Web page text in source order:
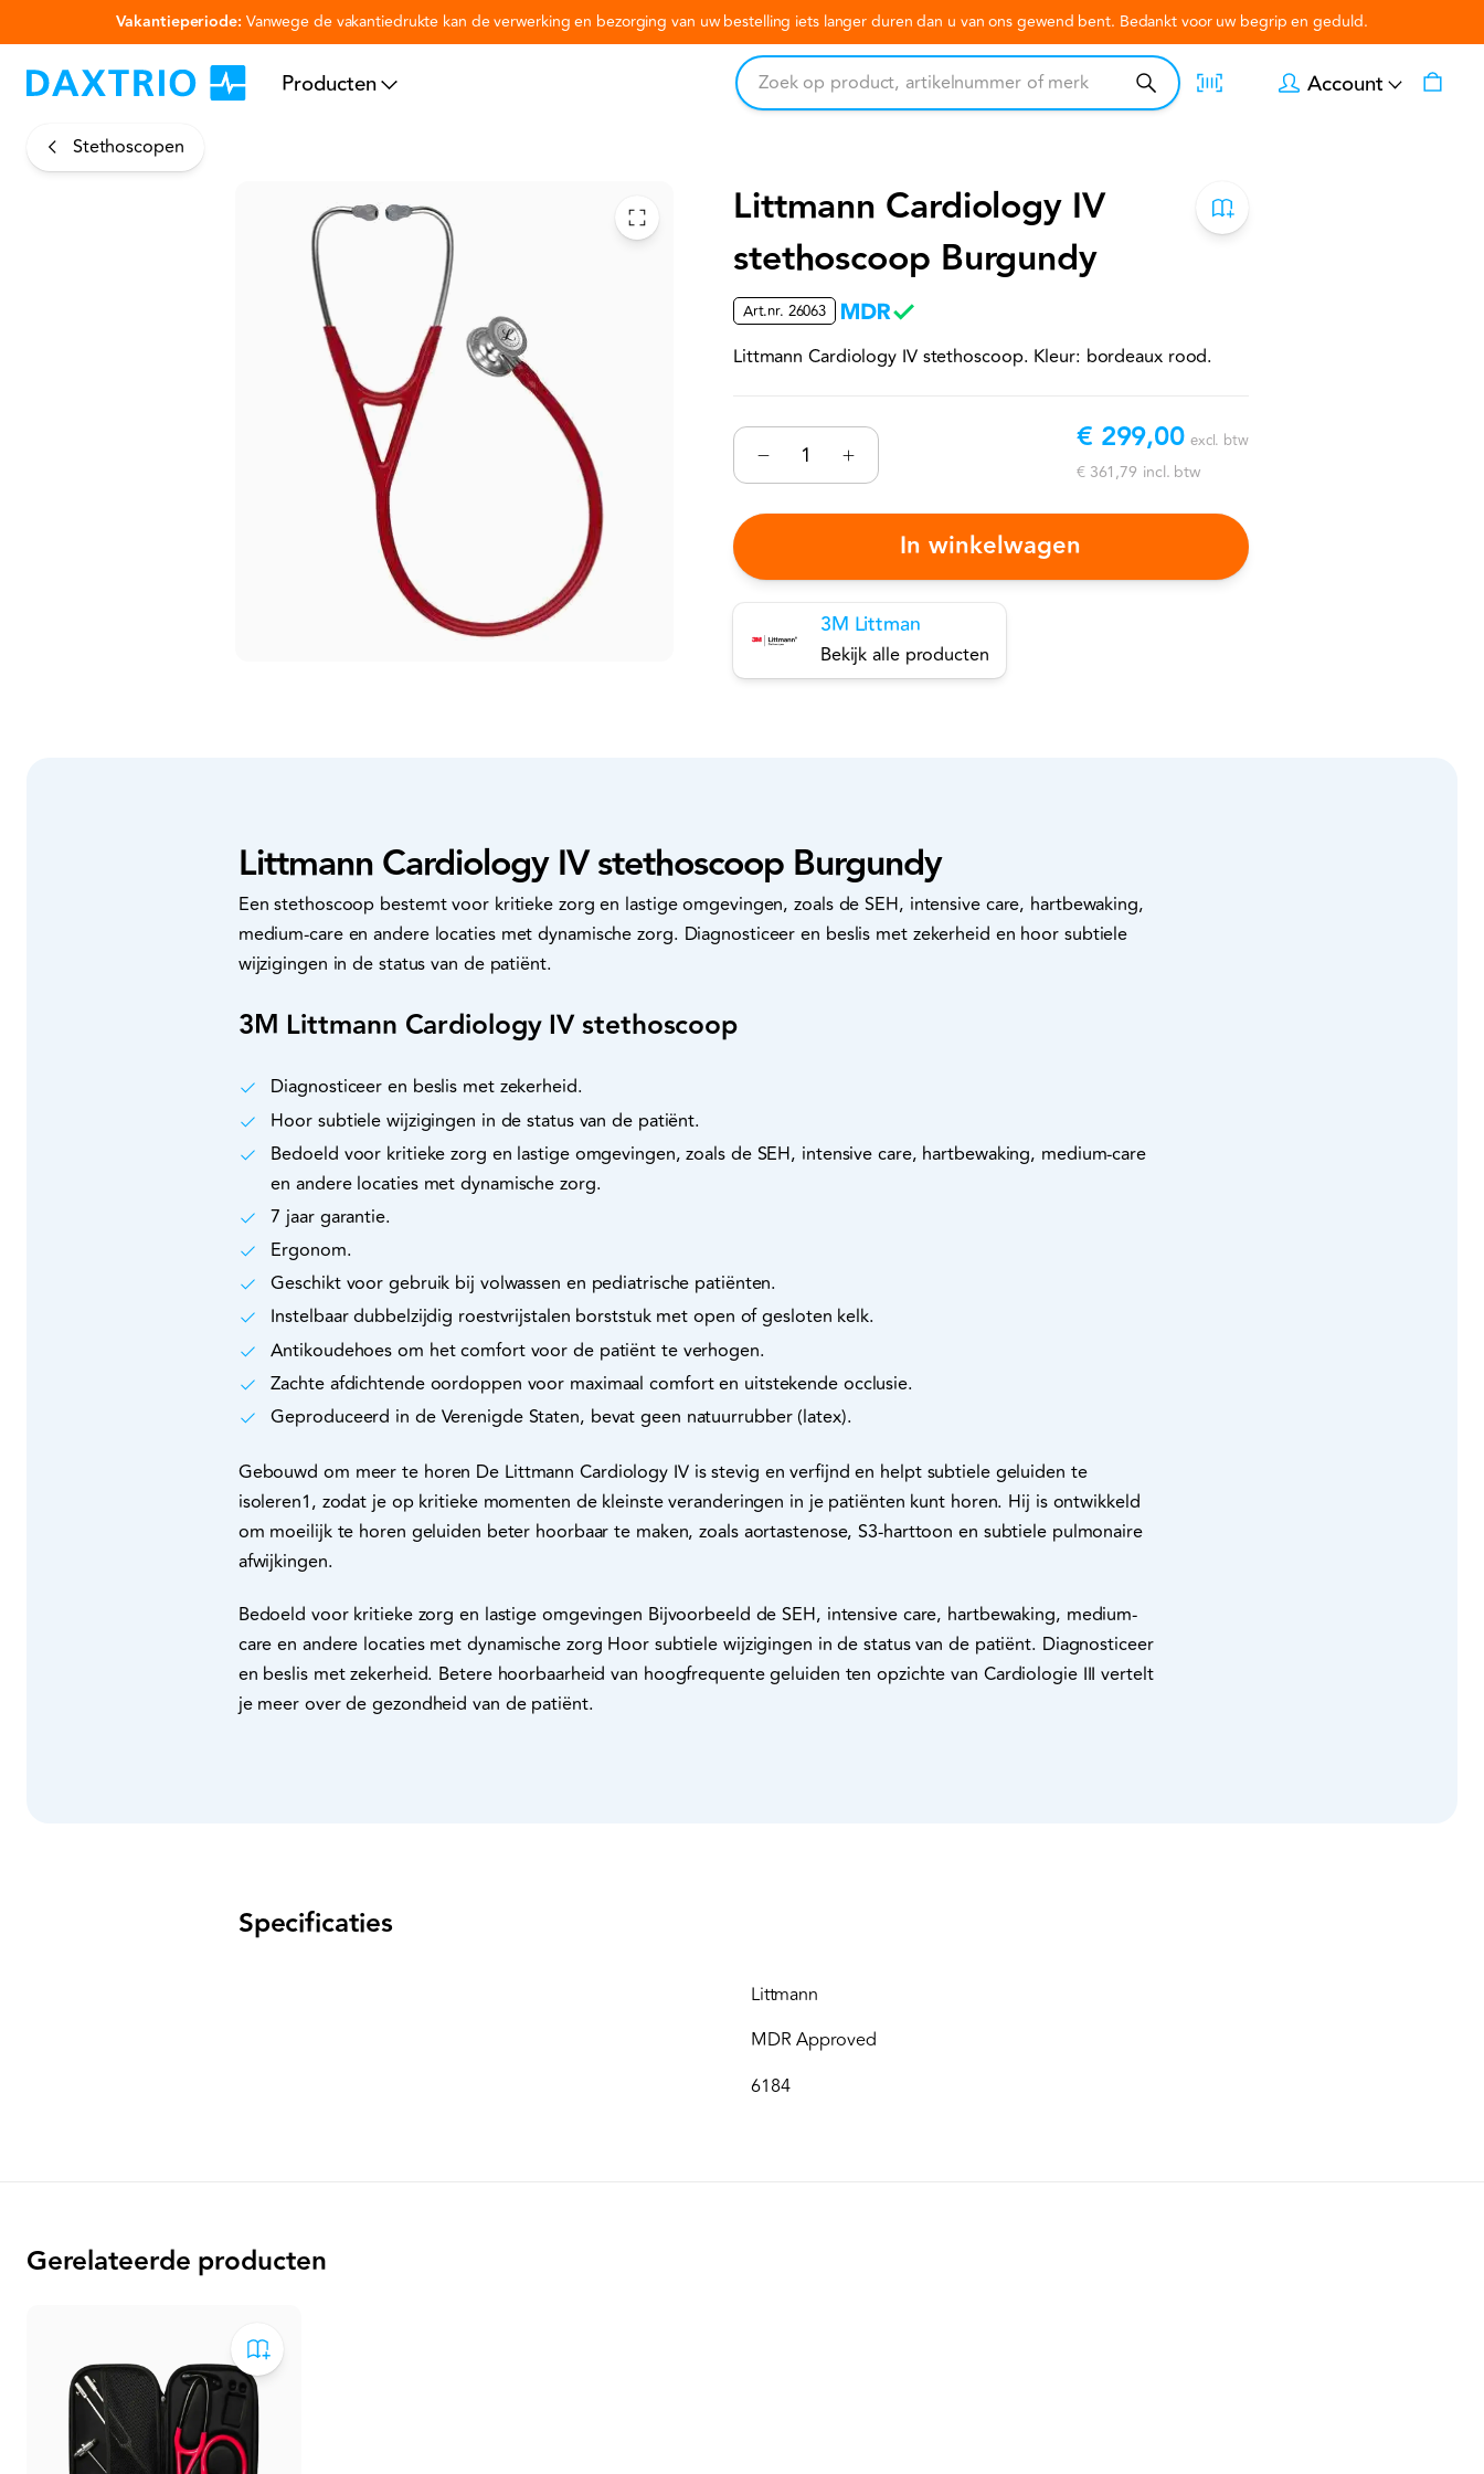
Vakantieperiode: Vanwege de vakantiedrukte kan de verwerking en bezorging van uw bestelling iets langer duren dan u van ons gewend bent. Bedankt voor uw begrip en geduld.
Producten Account
Stethoscopen
Littmann Cardiology IV
stethoscoop Burgundy
Art.nr. 26063
Littmann Cardiology IV stethoscoop. Kleur: bordeaux rood.
€ 299,00 excl. btw
€ 361,79 incl. btw
In winkelwagen
3M Littman
Bekijk alle producten
Littmann Cardiology IV stethoscoop Burgundy
Een stethoscoop bestemt voor kritieke zorg en lastige omgevingen, zoals de SEH, intensive care, hartbewaking,
medium-care en andere locaties met dynamische zorg. Diagnosticeer en beslis met zekerheid en hoor subtiele
wijzigingen in de status van de patiënt.
3M Littmann Cardiology IV stethoscoop
Diagnosticeer en beslis met zekerheid.
Hoor subtiele wijzigingen in de status van de patiënt.
Bedoeld voor kritieke zorg en lastige omgevingen, zoals de SEH, intensive care, hartbewaking, medium-care
en andere locaties met dynamische zorg.
7 jaar garantie.
Ergonom.
Geschikt voor gebruik bij volwassen en pediatrische patiënten.
Instelbaar dubbelzijdig roestvrijstalen borststuk met open of gesloten kelk.
Antikoudehoes om het comfort voor de patiënt te verhogen.
Zachte afdichtende oordoppen voor maximaal comfort en uitstekende occlusie.
Geproduceerd in de Verenigde Staten, bevat geen natuurrubber (latex).
Gebouwd om meer te horen De Littmann Cardiology IV is stevig en verfijnd en helpt subtiele geluiden te
isoleren1, zodat je op kritieke momenten de kleinste veranderingen in je patiënten kunt horen. Hij is ontwikkeld
om moeilijk te horen geluiden beter hoorbaar te maken, zoals aortastenose, S3-harttoon en subtiele pulmonaire
afwijkingen.
Bedoeld voor kritieke zorg en lastige omgevingen Bijvoorbeeld de SEH, intensive care, hartbewaking, medium-
care en andere locaties met dynamische zorg Hoor subtiele wijzigingen in de status van de patiënt. Diagnosticeer
en beslis met zekerheid. Betere hoorbaarheid van hoogfrequente geluiden ten opzichte van Cardiologie III vertelt
je meer over de gezondheid van de patiënt.
Specificaties
Littmann
MDR Approved
6184
Gerelateerde producten